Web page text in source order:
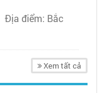
Địa điểm: Bắc
Xem tất cả